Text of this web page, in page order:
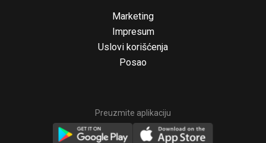
Marketing
Impresum
Uslovi korišćenja
Posao
Preuzmite aplikaciju